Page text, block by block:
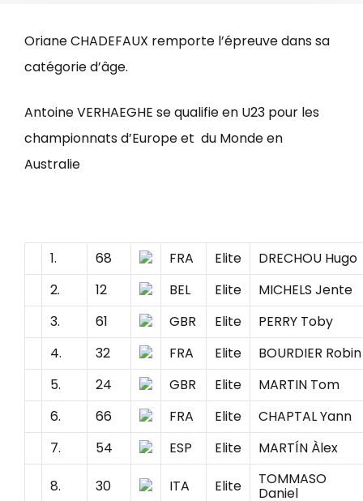
Oriane CHADEFAUX remporte l’épreuve dans sa
catégorie d’âge.
Antoine VERHAEGHE se qualifie en U23 pour les
championnats d’Europe et du Monde en
Australie
1. 68 FRA Elite
DRECHOU Hugo
2.
12 BEL Elite
MICHELS Jente
3.
61 GBR Elite
PERRY Toby
4.
32 FRA Elite
BOURDIER Robin
5.
24 GBR Elite
MARTIN Tom
6.
66 FRA Elite
CHAPTAL Yann
7.
54 ESP Elite MARTÍN Àlex
8. 30 ITA Elite TOMMASO
Daniel